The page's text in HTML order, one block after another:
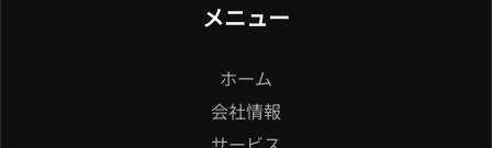
メニュー
ホーム
会社情報